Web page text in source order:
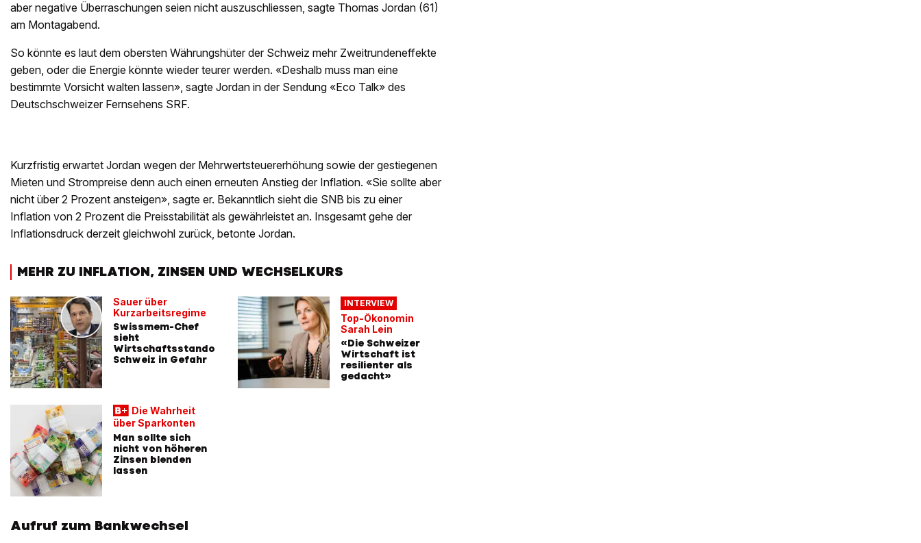
aber negative Überraschungen seien nicht auszuschliessen, sagte Thomas Jordan (61)
am Montagabend.
So könnte es laut dem obersten Währungshüter der Schweiz mehr Zweitrundeneffekte
geben, oder die Energie könnte wieder teurer werden. «Deshalb muss man eine
bestimmte Vorsicht walten lassen», sagte Jordan in der Sendung «Eco Talk» des
Deutschschweizer Fernsehens SRF.
Kurzfristig erwartet Jordan wegen der Mehrwertsteuererhöhung sowie der gestiegenen
Mieten und Strompreise denn auch einen erneuten Anstieg der Inflation. «Sie sollte aber
nicht über 2 Prozent ansteigen», sagte er. Bekanntlich sieht die SNB bis zu einer
Inflation von 2 Prozent die Preisstabilität als gewährleistet an. Insgesamt gehe der
Inflationsdruck derzeit gleichwohl zurück, betonte Jordan.
MEHR ZU INFLATION, ZINSEN UND WECHSELKURS
Sauer über
Kurzarbeitsregime
Swissmem-Chef
sieht
Wirtschaftsstandort
Schweiz in Gefahr
Die Wahrheit
über Sparkonten
Man sollte sich
nicht von höheren
Zinsen blenden
lassen
INTERVIEW
Top-Ökonomin
Sarah Lein
«Die Schweizer
Wirtschaft ist
resilienter als
gedacht»
Aufruf zum Bankwechsel